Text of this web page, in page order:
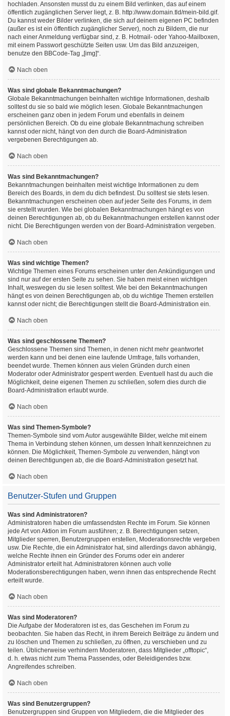
hochladen. Ansonsten musst du zu einem Bild verlinken, das auf einem
öffentlich zugänglichen Server liegt, z. B. http://www.domain.tld/mein-bild.gif.
Du kannst weder Bilder verlinken, die sich auf deinem eigenen PC befinden
(außer es ist ein öffentlich zugänglicher Server), noch zu Bildern, die nur
nach einer Anmeldung verfügbar sind, z. B. Hotmail- oder Yahoo-Mailboxen,
mit einem Passwort geschützte Seiten usw. Um das Bild anzuzeigen,
benutze den BBCode-Tag „[img]“.
Nach oben
Was sind globale Bekanntmachungen?
Globale Bekanntmachungen beinhalten wichtige Informationen, deshalb
solltest du sie so bald wie möglich lesen. Globale Bekanntmachungen
erscheinen ganz oben in jedem Forum und ebenfalls in deinem
persönlichen Bereich. Ob du eine globale Bekanntmachung schreiben
kannst oder nicht, hängt von den durch die Board-Administration
vergebenen Berechtigungen ab.
Nach oben
Was sind Bekanntmachungen?
Bekanntmachungen beinhalten meist wichtige Informationen zu dem
Bereich des Boards, in dem du dich befindest. Du solltest sie stets lesen.
Bekanntmachungen erscheinen oben auf jeder Seite des Forums, in dem
sie erstellt wurden. Wie bei globalen Bekanntmachungen hängt es von
deinen Berechtigungen ab, ob du Bekanntmachungen erstellen kannst oder
nicht. Die Berechtigungen werden von der Board-Administration vergeben.
Nach oben
Was sind wichtige Themen?
Wichtige Themen eines Forums erscheinen unter den Ankündigungen und
sind nur auf der ersten Seite zu sehen. Sie haben meist einen wichtigen
Inhalt, weswegen du sie lesen solltest. Wie bei den Bekanntmachungen
hängt es von deinen Berechtigungen ab, ob du wichtige Themen erstellen
kannst oder nicht; die Berechtigungen stellt die Board-Administration ein.
Nach oben
Was sind geschlossene Themen?
Geschlossene Themen sind Themen, in denen nicht mehr geantwortet
werden kann und bei denen eine laufende Umfrage, falls vorhanden,
beendet wurde. Themen können aus vielen Gründen durch einen
Moderator oder Administrator gesperrt werden. Eventuell hast du auch die
Möglichkeit, deine eigenen Themen zu schließen, sofern dies durch die
Board-Administration erlaubt wurde.
Nach oben
Was sind Themen-Symbole?
Themen-Symbole sind vom Autor ausgewählte Bilder, welche mit einem
Thema in Verbindung stehen können, um dessen Inhalt kennzeichnen zu
können. Die Möglichkeit, Themen-Symbole zu verwenden, hängt von
deinen Berechtigungen ab, die die Board-Administration gesetzt hat.
Nach oben
Benutzer-Stufen und Gruppen
Was sind Administratoren?
Administratoren haben die umfassendsten Rechte im Forum. Sie können
jede Art von Aktion im Forum ausführen; z. B. Berechtigungen setzen,
Mitglieder sperren, Benutzergruppen erstellen, Moderationsrechte vergeben
usw. Die Rechte, die ein Administrator hat, sind allerdings davon abhängig,
welche Rechte ihnen ein Gründer des Forums oder ein anderer
Administrator erteilt hat. Administratoren können auch volle
Moderationsberechtigungen haben, wenn ihnen das entsprechende Recht
erteilt wurde.
Nach oben
Was sind Moderatoren?
Die Aufgabe der Moderatoren ist es, das Geschehen im Forum zu
beobachten. Sie haben das Recht, in ihrem Bereich Beiträge zu ändern und
zu löschen und Themen zu schließen, zu öffnen, zu verschieben und zu
teilen. Üblicherweise verhindern Moderatoren, dass Mitglieder „offtopic“,
d. h. etwas nicht zum Thema Passendes, oder Beleidigendes bzw.
Angreifendes schreiben.
Nach oben
Was sind Benutzergruppen?
Benutzergruppen sind Gruppen von Mitgliedern, die die Mitglieder des